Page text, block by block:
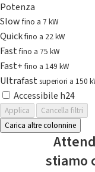
Potenza
Slowfino a 7 kW
Quickfino a 22 kW
Fastfino a 75 kW
Fast+fino a 149 kW
Ultrafast superiori a 150
Accessibile h24
Applica
Cancella filtri
Carica altre colonnine
stiamo